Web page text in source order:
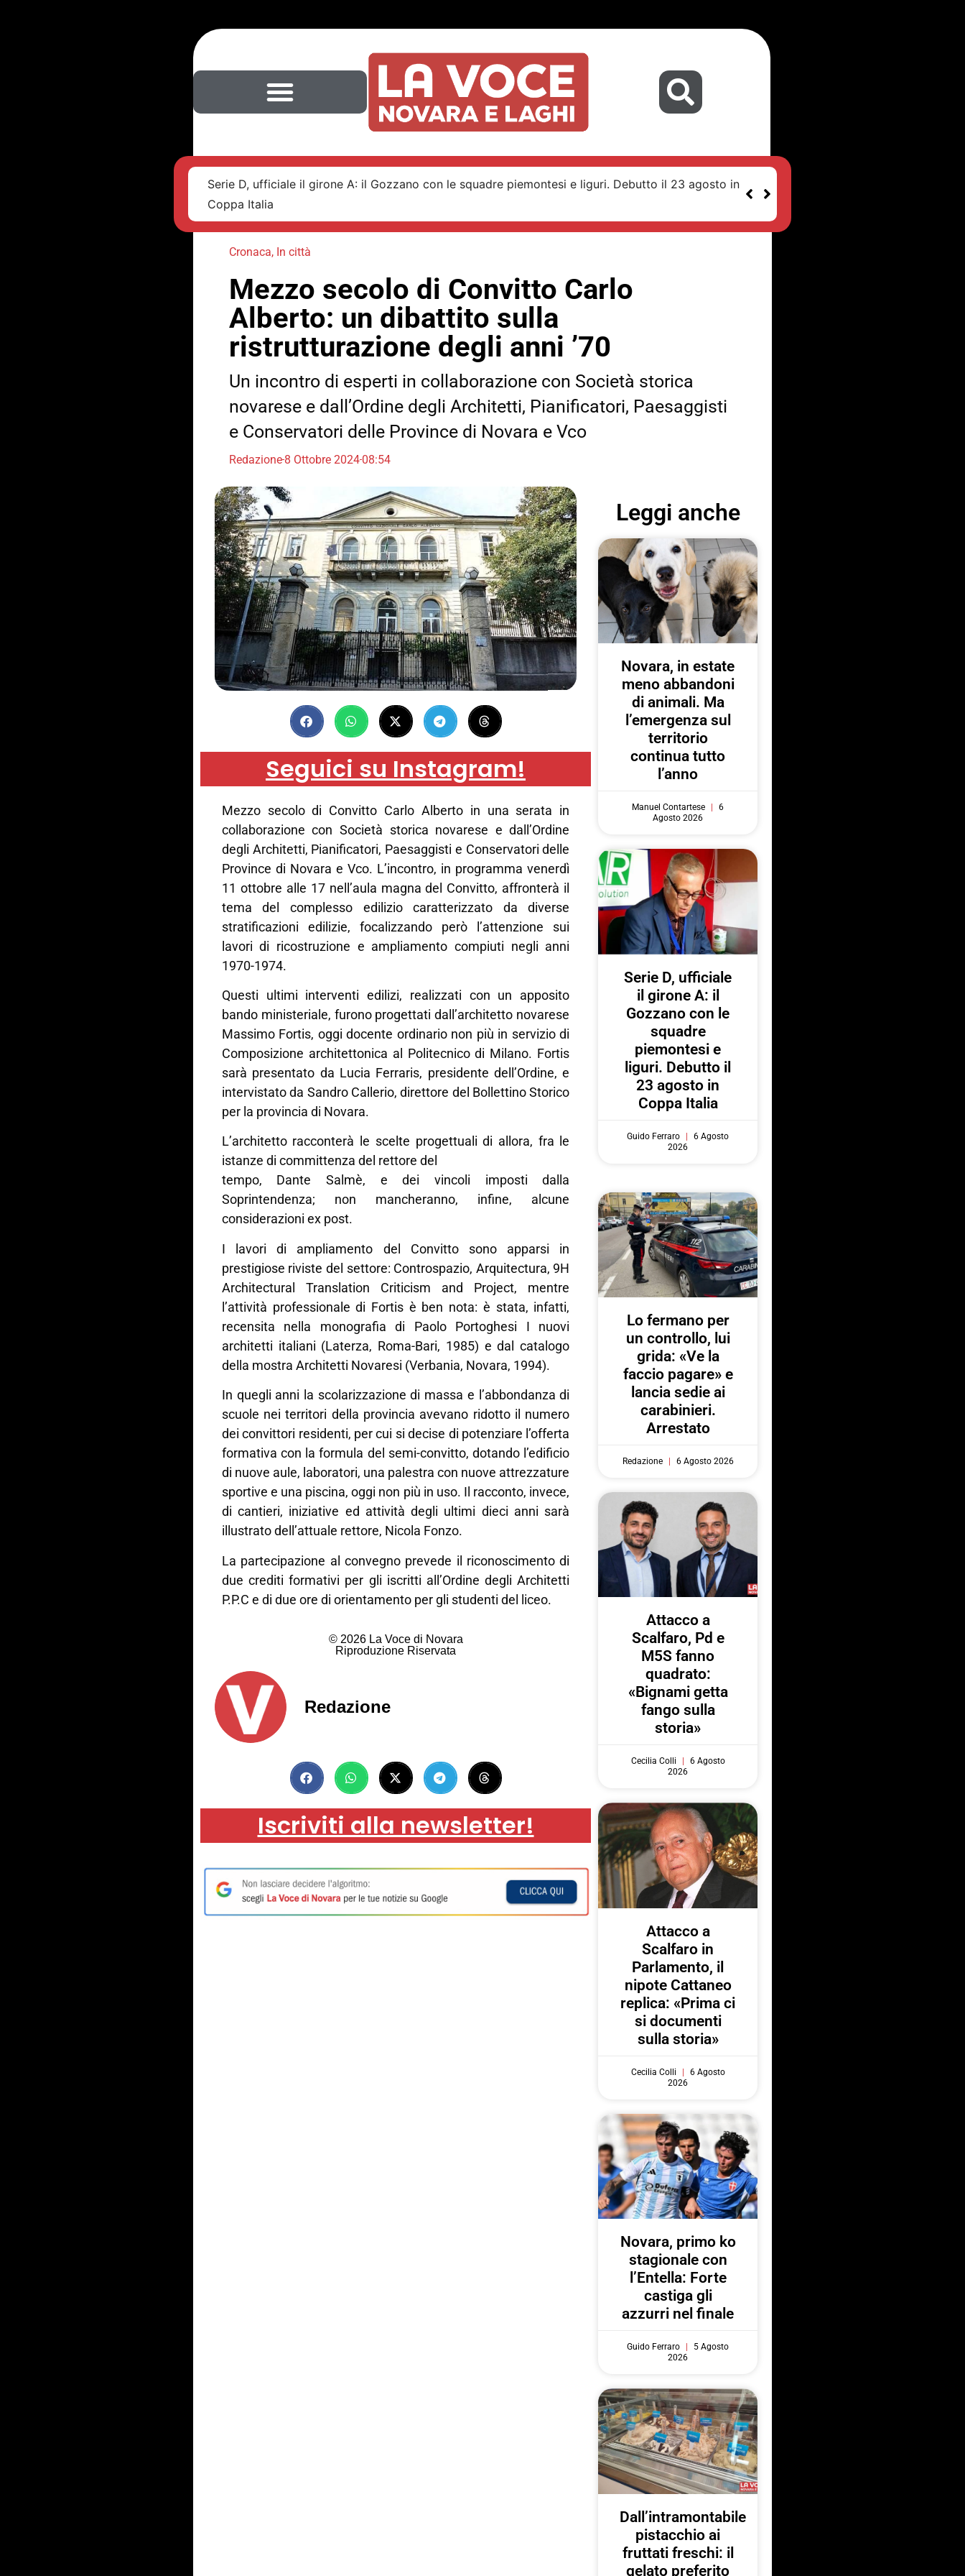
Serie D, ufficiale il girone A: il Gozzano con le squadre piemontesi e liguri. Debutto il 23 agosto in
Coppa Italia
Cronaca, In città
Mezzo secolo di Convitto Carlo
Alberto: un dibattito sulla
ristrutturazione degli anni ’70
Un incontro di esperti in collaborazione con Società storica
novarese e dall’Ordine degli Architetti, Pianificatori, Paesaggisti
e Conservatori delle Province di Novara e Vco
Redazione8 Ottobre 202408:54
Seguici su Instagram!
Mezzo secolo di Convitto Carlo Alberto in una serata in
collaborazione con Società storica novarese e dall’Ordine
degli Architetti, Pianificatori, Paesaggisti e Conservatori delle
Province di Novara e Vco. L’incontro, in programma venerdì
11 ottobre alle 17 nell’aula magna del Convitto, affronterà il
tema del complesso edilizio caratterizzato da diverse
stratificazioni edilizie, focalizzando però l’attenzione sui
lavori di ricostruzione e ampliamento compiuti negli anni
1970-1974.
Questi ultimi interventi edilizi, realizzati con un apposito
bando ministeriale, furono progettati dall’architetto novarese
Massimo Fortis, oggi docente ordinario non più in servizio di
Composizione architettonica al Politecnico di Milano. Fortis
sarà presentato da Lucia Ferraris, presidente dell’Ordine, e
intervistato da Sandro Callerio, direttore del Bollettino Storico
per la provincia di Novara.
L’architetto racconterà le scelte progettuali di allora, fra le
istanze di committenza del rettore del
tempo, Dante Salmè, e dei vincoli imposti dalla
Soprintendenza; non mancheranno, infine, alcune
considerazioni ex post.
I lavori di ampliamento del Convitto sono apparsi in
prestigiose riviste del settore: Controspazio, Arquitectura, 9H
Architectural Translation Criticism and Project, mentre
l’attività professionale di Fortis è ben nota: è stata, infatti,
recensita nella monografia di Paolo Portoghesi I nuovi
architetti italiani (Laterza, Roma-Bari, 1985) e dal catalogo
della mostra Architetti Novaresi (Verbania, Novara, 1994).
In quegli anni la scolarizzazione di massa e l’abbondanza di
scuole nei territori della provincia avevano ridotto il numero
dei convittori residenti, per cui si decise di potenziare l’offerta
formativa con la formula del semi-convitto, dotando l’edificio
di nuove aule, laboratori, una palestra con nuove attrezzature
sportive e una piscina, oggi non più in uso. Il racconto, invece,
di cantieri, iniziative ed attività degli ultimi dieci anni sarà
illustrato dell’attuale rettore, Nicola Fonzo.
La partecipazione al convegno prevede il riconoscimento di
due crediti formativi per gli iscritti all’Ordine degli Architetti
P.P.C e di due ore di orientamento per gli studenti del liceo.
© 2026 La Voce di Novara
Riproduzione Riservata
Redazione
Iscriviti alla newsletter!
Leggi anche
Novara, in estate
meno abbandoni
di animali. Ma
l’emergenza sul
territorio
continua tutto
l’anno
Manuel Contartese
6
Agosto 2026
Serie D, ufficiale
il girone A: il
Gozzano con le
squadre
piemontesi e
liguri. Debutto il
23 agosto in
Coppa Italia
Guido Ferraro
6 Agosto
2026
Lo fermano per
un controllo, lui
grida: «Ve la
faccio pagare» e
lancia sedie ai
carabinieri.
Arrestato
Redazione 6 Agosto 2026
Attacco a
Scalfaro, Pd e
M5S fanno
quadrato:
«Bignami getta
fango sulla
storia»
Cecilia Colli
6 Agosto
2026
Attacco a
Scalfaro in
Parlamento, il
nipote Cattaneo
replica: «Prima ci
si documenti
sulla storia»
Cecilia Colli
6 Agosto
2026
Novara, primo ko
stagionale con
l’Entella: Forte
castiga gli
azzurri nel finale
Guido Ferraro
5 Agosto
2026
Dall’intramontabile
pistacchio ai
fruttati freschi: il
gelato preferito